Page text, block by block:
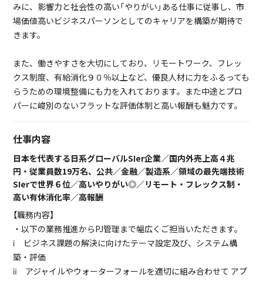
みに、影響力と社会性の高い「やりがい」ある仕事に従事し、市
場価値高いビジネスパーソンとしてのキャリアを構築が期待で
きます。
また、働きやすさを大切にしており、リモートワーク、フレッ
クス制度、有給消化９０％以上など、優良人材に力をふるっても
らうための環境整備にも力を入れております。また中途とプロ
パーに峻別のないフラットな評価体制と高い報酬も魅力です。
仕事内容
日本を代表する日系グローバルSIer企業／国内外売上高４兆
円・従業員数19万名、公共／金融／製造系／領域の最先端技術
SIerで世界６位／高いやりがい◎／リモート・フレックス制・
高い有休消化率／高報酬
【職務内容】
・以下の業務推進からPJ管理まで幅広くご担当いただきます。
ⅰ ビジネス課題の解決に向けたテーマ設定及び、システム構
築・評価
ⅱ アジャイルやウォーターフォールを適切に組み合わせて アプ